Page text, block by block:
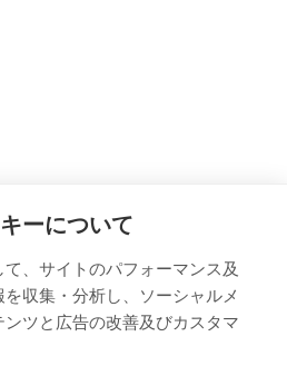
ーについて
、サイトのパフォーマンス及
収集・分析し、ソーシャルメ
ツと広告の改善及びカスタマ